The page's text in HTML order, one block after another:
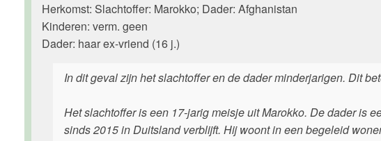
Herkomst: Slachtoffer: Marokko; Dader: Afghanistan
Kinderen: verm. geen
Dader: haar ex-vriend (16 j.)
In dit geval zijn het slachtoffer en de dader minderjarigen. Dit
Het slachtoffer is een 17-jarig meisje uit Marokko. De dader is
sinds 2015 in Duitsland verblijft. Hij woont in een begeleid